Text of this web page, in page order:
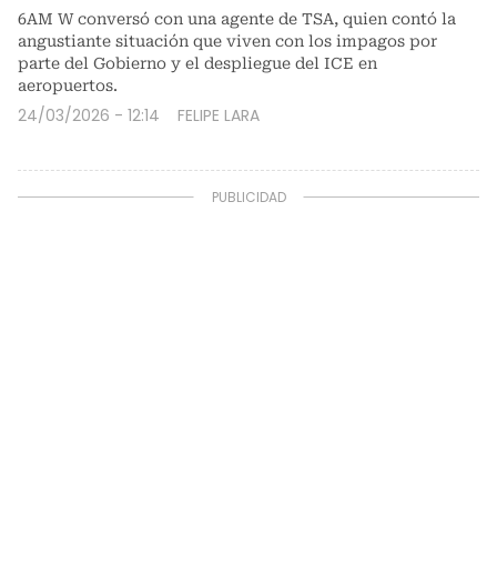
6AM W conversó con una agente de TSA, quien contó la
angustiante situación que viven con los impagos por
parte del Gobierno y el despliegue del ICE en
aeropuertos.
24/03/2026 - 12:14 FELIPE LARA